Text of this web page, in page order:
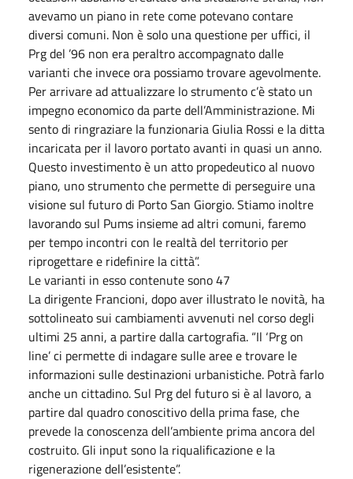
avevamo un piano in rete come potevano contare
diversi comuni. Non è solo una questione per uffici, il
Prg del ’96 non era peraltro accompagnato dalle
varianti che invece ora possiamo trovare agevolmente.
Per arrivare ad attualizzare lo strumento c’è stato un
impegno economico da parte dell’Amministrazione. Mi
sento di ringraziare la funzionaria Giulia Rossi e la ditta
incaricata per il lavoro portato avanti in quasi un anno.
Questo investimento è un atto propedeutico al nuovo
piano, uno strumento che permette di perseguire una
visione sul futuro di Porto San Giorgio. Stiamo inoltre
lavorando sul Pums insieme ad altri comuni, faremo
per tempo incontri con le realtà del territorio per
riprogettare e ridefinire la città”.
Le varianti in esso contenute sono 47
La dirigente Francioni, dopo aver illustrato le novità, ha
sottolineato sui cambiamenti avvenuti nel corso degli
ultimi 25 anni, a partire dalla cartografia. “Il ‘Prg on
line’ ci permette di indagare sulle aree e trovare le
informazioni sulle destinazioni urbanistiche. Potrà farlo
anche un cittadino. Sul Prg del futuro si è al lavoro, a
partire dal quadro conoscitivo della prima fase, che
prevede la conoscenza dell’ambiente prima ancora del
costruito. Gli input sono la riqualificazione e la
rigenerazione dell’esistente”.